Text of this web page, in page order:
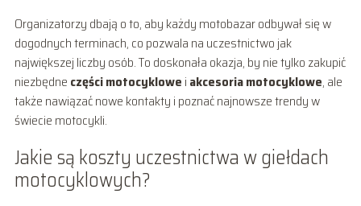
Organizatorzy dbają o to, aby każdy motobazar odbywał się w
dogodnych terminach, co pozwala na uczestnictwo jak
największej liczby osób. To doskonała okazja, by nie tylko zakupić
niezbędne części motocyklowe i akcesoria motocyklowe, ale
także nawiązać nowe kontakty i poznać najnowsze trendy w
świecie motocykli.
Jakie są koszty uczestnictwa w giełdach
motocyklowych?